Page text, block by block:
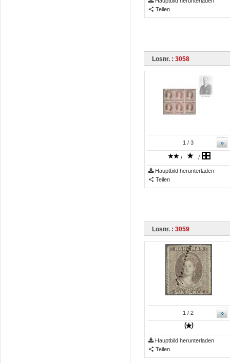
Teilen
Losnr. : 3058
»
1 / 3
/ /
Hauptbild herunterladen
Teilen
Losnr. : 3059
»
1 / 2
Hauptbild herunterladen
Teilen